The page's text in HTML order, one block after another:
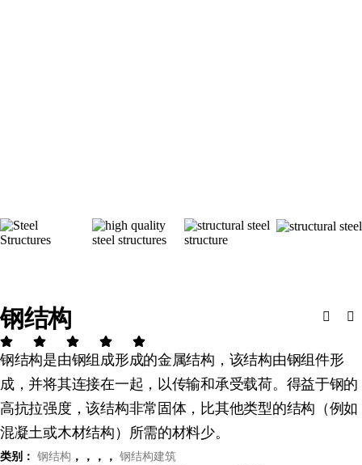
钢结构
钢结构是由钢组成形成的金属结构，该结构由钢组件形
成，并将其连接在一起，以传输和承受载荷。得益于钢的
高抗拉强度，该结构非常固体，比其他类型的结构（例如
混凝土或木材结构）所需的材料少。
类别： 钢结构 ，，，， 钢结构建筑